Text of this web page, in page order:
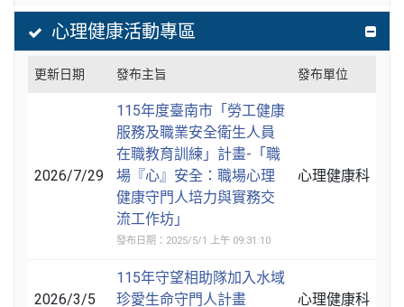
心理健康活動專區
更新日期 發布主旨 發布單位
2026/7/29
115年度臺南市「勞工健康
服務及職業安全衛生人員
在職教育訓練」計畫-「職
場『心』安全：職場心理
健康守門人培力與實務交
流工作坊」
發布日期：2025/5/1 上午 09:31:10
心理健康科
2026/3/5
115年守望相助隊加入水域
珍愛生命守門人計畫
心理健康科